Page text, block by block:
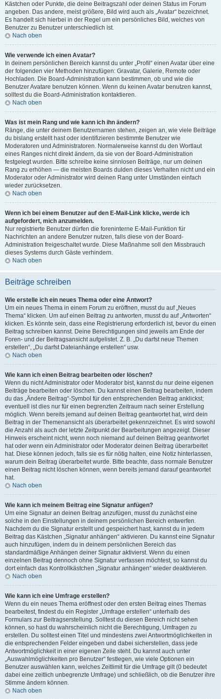
Kästchen oder Punkte, die deine Beitragszahl oder deinen Status im Forum
angeben. Das andere, meist größere, Bild wird auch als „Avatar“ bezeichnet.
Es handelt sich hierbei in der Regel um ein persönliches Bild, welches von
Benutzer zu Benutzer unterschiedlich ist.
Nach oben
Wie verwende ich einen Avatar?
In deinem persönlichen Bereich kannst du unter „Profil“ einen Avatar über eine
der folgenden vier Methoden hinzufügen: Gravatar, Galerie, Remote oder
Hochladen. Die Board-Administration kann bestimmen, ob und wie die
Benutzer Avatare benutzen können. Wenn du keinen Avatar benutzen kannst,
solltest du die Board-Administration kontaktieren.
Nach oben
Was ist mein Rang und wie kann ich ihn ändern?
Ränge, die unter deinem Benutzernamen stehen, zeigen an, wie viele Beiträge
du bislang erstellt hast oder identifizieren bestimmte Benutzer wie
Moderatoren und Administratoren. Normalerweise kannst du den Wortlaut
eines Ranges nicht direkt ändern, da sie von der Board-Administration
festgelegt wurden. Bitte schreibe keine sinnlosen Beiträge, nur um deinen
Rang zu erhöhen — die meisten Boards dulden dieses Verhalten nicht und ein
Moderator oder Administrator wird deinen Rang unter Umständen einfach
wieder zurücksetzen.
Nach oben
Wenn ich bei einem Benutzer auf den E-Mail-Link klicke, werde ich
aufgefordert, mich anzumelden.
Nur registrierte Benutzer dürfen die foreninterne E-Mail-Funktion für
Nachrichten an andere Benutzer nutzen, falls diese von der Board-
Administration freigeschaltet wurde. Diese Maßnahme soll den Missbrauch
dieses Systems durch Gäste verhindern.
Nach oben
Beiträge schreiben
Wie erstelle ich ein neues Thema oder eine Antwort?
Um ein neues Thema in einem Forum zu eröffnen, musst du auf „Neues
Thema“ klicken. Um auf einen Beitrag zu antworten, musst du auf „Antworten“
klicken. Es könnte sein, dass eine Registrierung erforderlich ist, bevor du einen
Beitrag schreiben kannst. Deine Berechtigungen sind jeweils am Ende der
Foren- und der Beitragsansicht aufgelistet. Z. B. „Du darfst neue Themen
erstellen“, „Du darfst Dateianhänge erstellen“ usw.
Nach oben
Wie kann ich einen Beitrag bearbeiten oder löschen?
Wenn du nicht Administrator oder Moderator bist, kannst du nur deine eigenen
Beiträge bearbeiten oder löschen. Du kannst einen Beitrag bearbeiten, indem
du das „Ändere Beitrag“-Symbol für den entsprechenden Beitrag anklickst;
eventuell ist dies nur für einen begrenzten Zeitraum nach seiner Erstellung
möglich. Wenn bereits jemand auf deinen Beitrag geantwortet hat, wird dein
Beitrag in der Themenansicht als überarbeitet gekennzeichnet. Es wird sowohl
die Anzahl als auch der letzte Zeitpunkt der Bearbeitungen angezeigt. Dieser
Hinweis erscheint nicht, wenn noch niemand auf deinen Beitrag geantwortet
hat oder wenn ein Administrator oder Moderator deinen Beitrag überarbeitet
hat. Diese können jedoch, falls sie es für nötig halten, eine Notiz hinterlassen,
warum dein Beitrag überarbeitet wurde. Bitte beachte, dass normale Benutzer
einen Beitrag nicht löschen können, wenn bereits jemand darauf geantwortet
hat.
Nach oben
Wie kann ich meinem Beitrag eine Signatur anfügen?
Um eine Signatur an deinen Beitrag anzufügen, musst du zunächst eine
solche in den Einstellungen in deinem persönlichen Bereich entwerfen.
Nachdem du die Signatur erstellt und gespeichert hast, kannst du in jedem
Beitrag das Kästchen „Signatur anhängen“ aktivieren. Du kannst eine Signatur
auch hinzufügen, indem du in deinem persönlichen Bereich das
standardmäßige Anhängen deiner Signatur aktivierst. Wenn du einen
einzelnen Beitrag dennoch ohne Signatur verfassen möchtest, so kannst du
dort einfach das Kontrollkästchen „Signatur anhängen“ wieder deaktivieren.
Nach oben
Wie kann ich eine Umfrage erstellen?
Wenn du ein neues Thema eröffnest oder den ersten Beitrag eines Themas
bearbeitest, findest du ein Register „Umfrage erstellen“ unterhalb des
Formulars zur Beitragserstellung. Solltest du diesen Bereich nicht sehen
können, so hast du wahrscheinlich nicht die Berechtigung, Umfragen zu
erstellen. Du solltest einen Titel und mindestens zwei Antwortmöglichkeiten in
die entsprechenden Felder eingeben und dabei sicherstellen, dass jede
Antwortmöglichkeit in einer eigenen Zeile steht. Du kannst auch unter
„Auswahlmöglichkeiten pro Benutzer“ festlegen, wie viele Optionen ein
Benutzer auswählen kann, welches Zeitlimit für die Umfrage gilt (0 bedeutet
dabei eine zeitlich unbegrenzte Umfrage) und schließlich, ob die Benutzer ihre
Stimme ändern können.
Nach oben